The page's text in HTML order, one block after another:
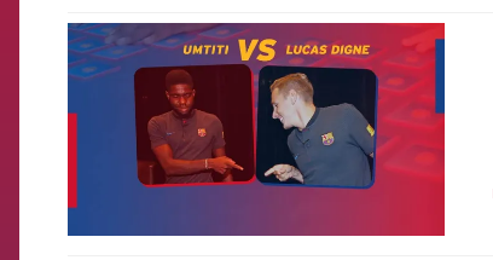
FCB Barcelona badge